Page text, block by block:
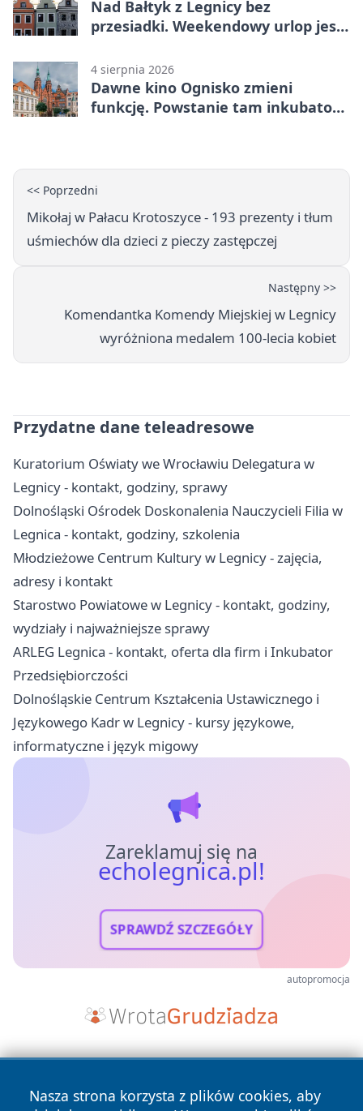
Nad Bałtyk z Legnicy bez
przesiadki. Weekendowy urlop jest
4 sierpnia 2026
Dawne kino Ognisko zmieni
funkcję. Powstanie tam inkubator
<< Poprzedni
Mikołaj w Pałacu Krotoszyce - 193 prezenty i tłum
uśmiechów dla dzieci z pieczy zastępczej
Następny >>
Komendantka Komendy Miejskiej w Legnicy
wyróżniona medalem 100-lecia kobiet
Przydatne dane teleadresowe
Kuratorium Oświaty we Wrocławiu Delegatura w
Legnicy - kontakt, godziny, sprawy
Dolnośląski Ośrodek Doskonalenia Nauczycieli Filia w
Legnica - kontakt, godziny, szkolenia
Młodzieżowe Centrum Kultury w Legnicy - zajęcia,
adresy i kontakt
Starostwo Powiatowe w Legnicy - kontakt, godziny,
wydziały i najważniejsze sprawy
ARLEG Legnica - kontakt, oferta dla firm i Inkubator
Przedsiębiorczości
Dolnośląskie Centrum Kształcenia Ustawicznego i
Językowego Kadr w Legnicy - kursy językowe,
informatyczne i język migowy
Zareklamuj się na
echolegnica.pl!
SPRAWDŹ SZCZEGÓŁY
autopromocja
Nasza strona korzysta z plików cookies, aby